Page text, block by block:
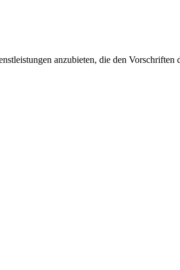
anzubieten, die den Vorschriften